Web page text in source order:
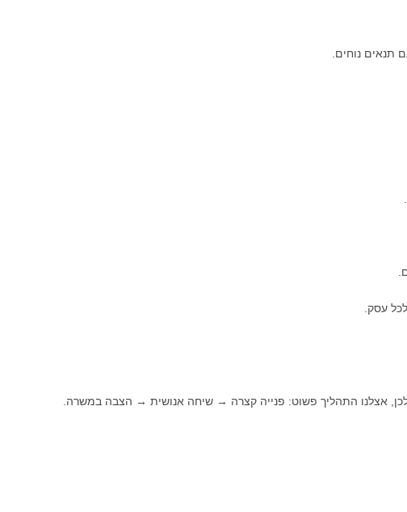
תנאים נוחים.
עסק.
לכן, אצלנו התהליך פשוט: פנייה קצרה → שיחה אנושית → הצבה במשרה.